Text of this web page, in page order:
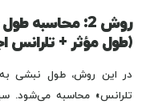
روش 2: محاسبه
(طول مؤثر + تلرانس
در این روش، طول نبشی
تلرانس» محاسبه می‌شود.